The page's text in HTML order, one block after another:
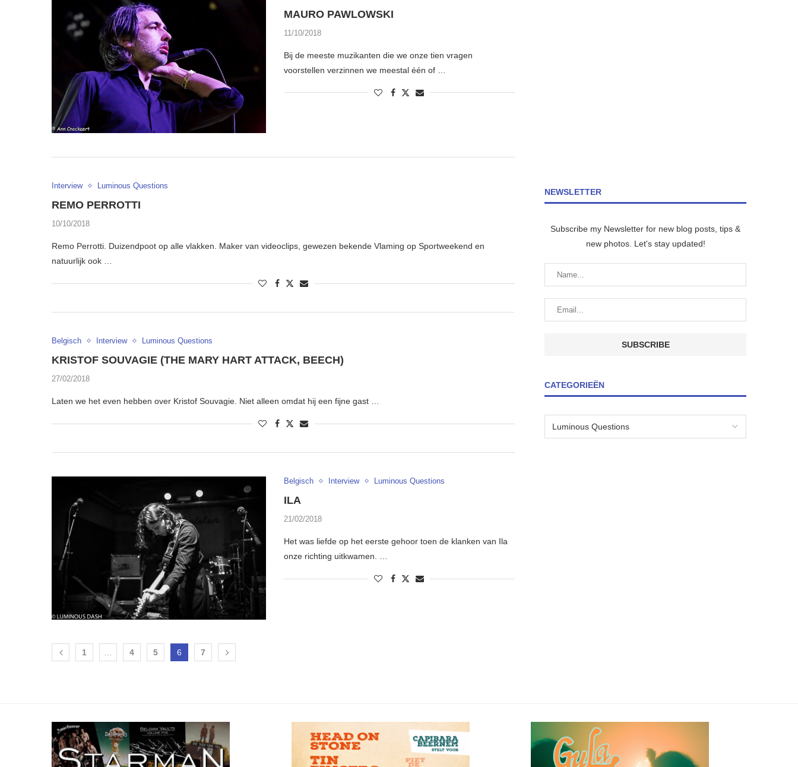
MAURO PAWLOWSKI
11/10/2018
Bij de meeste muzikanten die we onze tien vragen
voorstellen verzinnen we meestal één of …
Interview Luminous Questions
REMO PERROTTI
10/10/2018
Remo Perrotti. Duizendpoot op alle vlakken. Maker van videoclips, gewezen bekende Vlaming op Sportweekend en
natuurlijk ook …
Belgisch Interview Luminous Questions
KRISTOF SOUVAGIE (THE MARY HART ATTACK, BEECH)
27/02/2018
Laten we het even hebben over Kristof Souvagie. Niet alleen omdat hij een fijne gast …
Belgisch Interview Luminous Questions
ILA
21/02/2018
Het was liefde op het eerste gehoor toen de klanken van Ila
onze richting uitkwamen. …
1 4 5 6 7
NEWSLETTER
Subscribe my Newsletter for new blog posts, tips &
new photos. Let's stay updated!
CATEGORIEËN